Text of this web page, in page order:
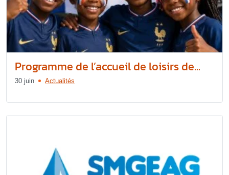
Programme de l’accueil de loisirs de...
30 juin Actualités